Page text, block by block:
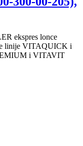
ekspres lonce
linije VITAQUICK i
i VITAVIT